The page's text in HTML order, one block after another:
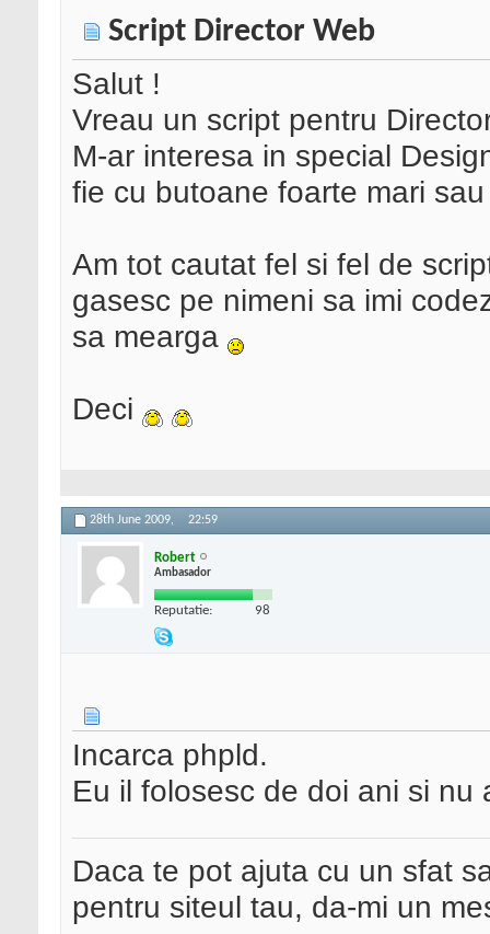
Script Director Web
Salut !
Vreau un script pentru
M-ar interesa in special
fie cu butoane foarte mari
Am tot cautat fel si fel de
gasesc pe nimeni sa imi
sa mearga
Deci
28th June 2009, 22:59
Robert
Ambasador
Reputatie: 98
Incarca phpld.
Eu il folosesc de doi ani si nu
Daca te pot ajuta cu un sfat
pentru siteul tau, da-mi un